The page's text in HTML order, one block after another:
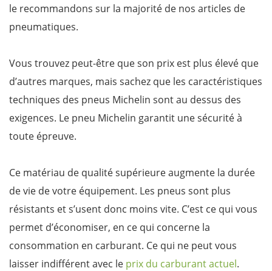
le recommandons sur la majorité de nos articles de
pneumatiques.
Vous trouvez peut-être que son prix est plus élevé que
d’autres marques, mais sachez que les caractéristiques
techniques des pneus Michelin sont au dessus des
exigences. Le pneu Michelin garantit une sécurité à
toute épreuve.
Ce matériau de qualité supérieure augmente la durée
de vie de votre équipement. Les pneus sont plus
résistants et s’usent donc moins vite. C’est ce qui vous
permet d’économiser, en ce qui concerne la
consommation en carburant. Ce qui ne peut vous
laisser indifférent avec le prix du carburant actuel.